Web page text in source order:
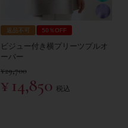
返品不可 50％OFF
ビジュー付き横プリーツプルオ
ーバー
¥29,700
¥ 14,850 税込